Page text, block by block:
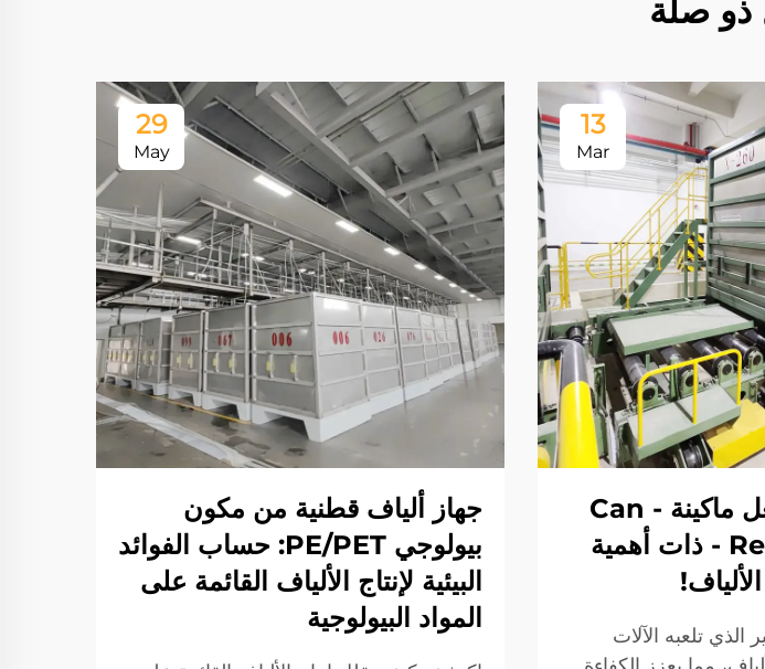
ذو صلة
13
Mar
هناك سبب يجعل ماكينة Can -
Reciprocating - ذات أهمية
الذي تلعبه الآلات
29
May
جهاز ألياف قطنية من مكون
بيولوجي PE/PET: حساب الفوائد
البيئية لإنتاج الألياف القائمة على
المواد البيولوجية